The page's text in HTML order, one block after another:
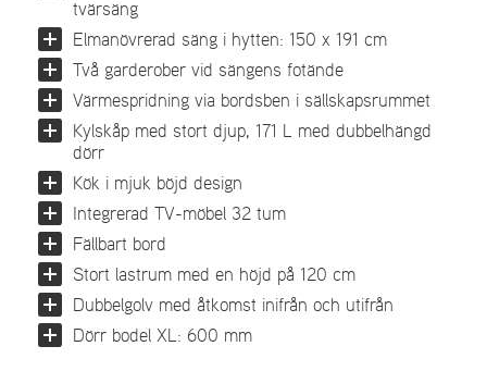
tvärsäng
Elmanövrerad säng i hytten: 150 x 191 cm
Två garderober vid sängens fotände
Värmespridning via bordsben i sällskapsrummet
Kylskåp med stort djup, 171 L med dubbelhängd
dörr
Kök i mjuk böjd design
Integrerad TV-möbel 32 tum
Fällbart bord
Stort lastrum med en höjd på 120 cm
Dubbelgolv med åtkomst inifrån och utifrån
Dörr bodel XL: 600 mm